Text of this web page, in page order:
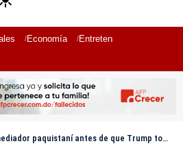
Economía Entretenimiento
antes de que Trump tome una decisión sobre Irán